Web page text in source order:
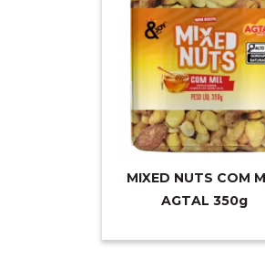
MIXED NUTS COM
AGTAL 350g